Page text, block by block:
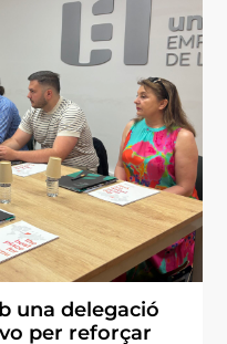
una delegació
per reforçar